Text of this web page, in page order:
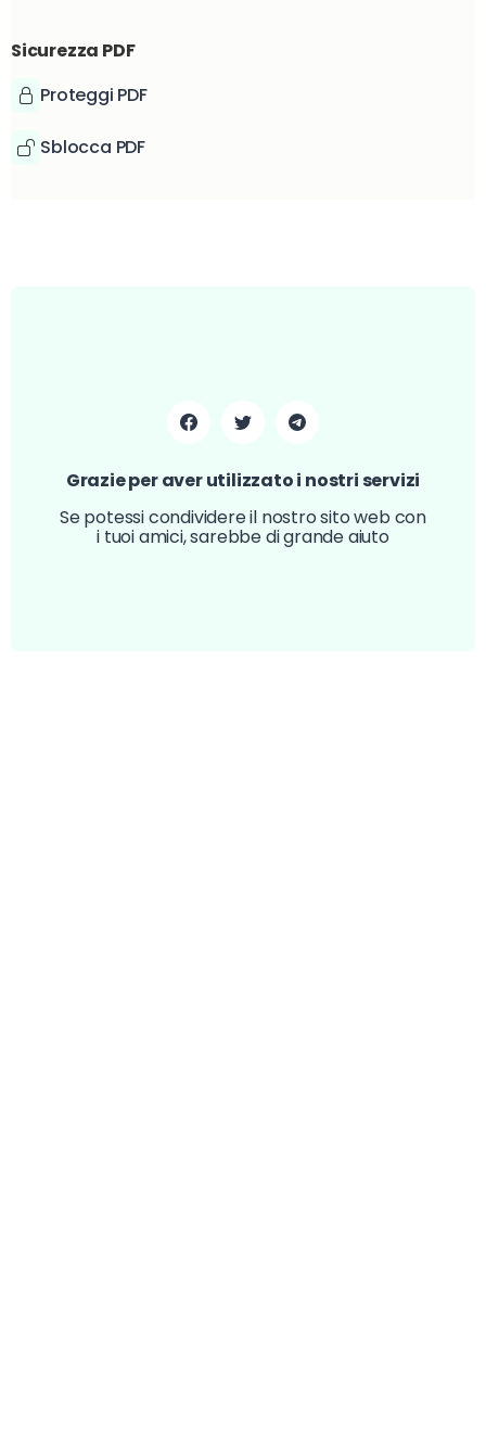
Sicurezza PDF
Proteggi PDF
Sblocca PDF
Grazie per aver utilizzato i nostri servizi
Se potessi condividere il nostro sito web con
i tuoi amici, sarebbe di grande aiuto